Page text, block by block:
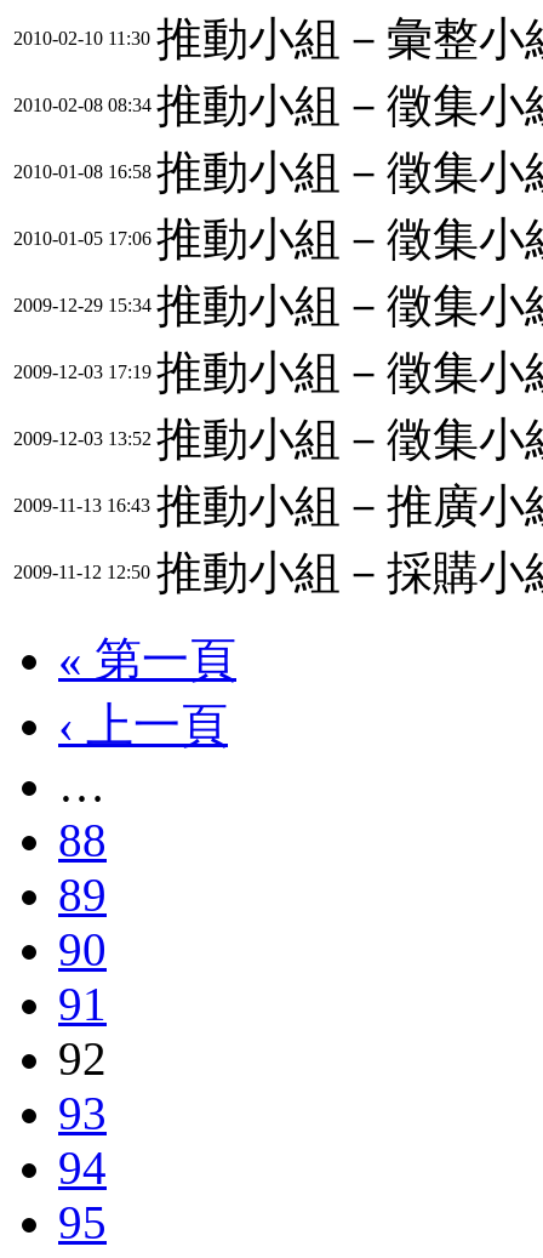
2010-02-10 11:30 推動小組－彙整小
2010-02-08 08:34 推動小組－徵集小
2010-01-08 16:58 推動小組－徵集小
2010-01-05 17:06 推動小組－徵集小
2009-12-29 15:34 推動小組－徵集小
2009-12-03 17:19 推動小組－徵集小
2009-12-03 13:52 推動小組－徵集小
2009-11-13 16:43 推動小組－推廣小
2009-11-12 12:50 推動小組－採購小
« 第一頁
‹ 上一頁
…
88
89
90
91
92
93
94
95